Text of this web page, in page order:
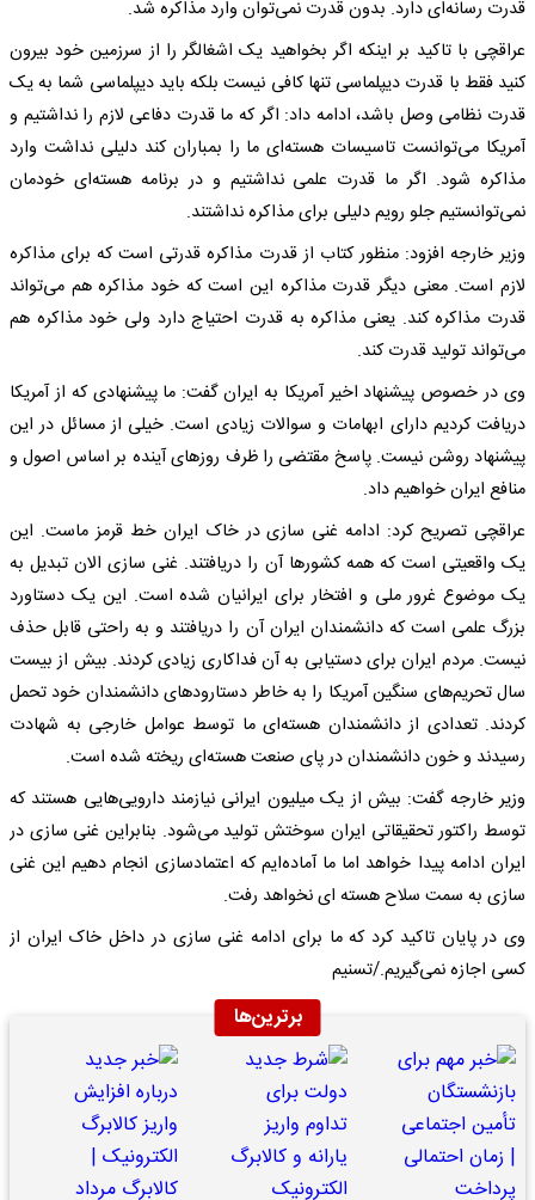
قدرت رسانه‌ای دارد. بدون قدرت نمی‌توان وارد مذاکره شد.
عراقچی با تاکید بر اینکه اگر بخواهید یک اشغالگر را از سرزمین خود بیرون
کنید فقط با قدرت دیپلماسی تنها کافی نیست بلکه باید دیپلماسی شما به یک
قدرت نظامی وصل باشد، ادامه داد: اگر که ما قدرت دفاعی لازم را نداشتیم و
آمریکا می‌توانست تاسیسات هسته‌ای ما را بمباران کند دلیلی نداشت وارد
مذاکره شود. اگر ما قدرت علمی نداشتیم و در برنامه هسته‌ای خودمان
نمی‌توانستیم جلو رویم دلیلی برای مذاکره نداشتند.
وزیر خارجه افزود: منظور کتاب از قدرت مذاکره قدرتی است که برای مذاکره
لازم است. معنی دیگر قدرت مذاکره این است که خود مذاکره هم می‌تواند
قدرت مذاکره کند. یعنی مذاکره به قدرت احتیاج دارد ولی خود مذاکره هم
می‌تواند تولید قدرت کند.
وی در خصوص پیشنهاد اخیر آمریکا به ایران گفت: ما پیشنهادی که از ‌آمریکا
دریافت کردیم دارای ابهامات و سوالات زیادی است. خیلی از مسائل در این
پیشنهاد روشن نیست. پاسخ مقتضی را ظرف روزهای آینده بر اساس اصول و
منافع ایران خواهیم داد.
عراقچی تصریح کرد: ادامه غنی سازی در خاک ایران خط قرمز ماست. این
یک واقعیتی است که همه کشورها آن را دریافتند. غنی سازی الان تبدیل به
یک موضوع غرور ملی و افتخار برای ایرانیان شده است. این یک دستاورد
بزرگ علمی است که دانشمندان ایران آن را دریافتند و به راحتی قابل حذف
نیست. مردم ایران برای دستیابی به آن فداکاری زیادی کردند. بیش از بیست
سال تحریم‌های سنگین آمریکا را به خاطر دستارودهای دانشمندان خود تحمل
کردند. تعدادی از دانشمندان هسته‌ای ما توسط عوامل خارجی به شهادت
رسیدند و خون دانشمندان در پای صنعت هسته‌ای ریخته شده است.
وزیر خارجه گفت: بیش از یک میلیون ایرانی نیازمند دارویی‌هایی هستند که
توسط راکتور تحقیقاتی ایران سوختش تولید می‌شود. بنابراین غنی سازی در
ایران ادامه پیدا خواهد اما ما آماده‌ایم که اعتمادسازی انجام دهیم این غنی
سازی به سمت سلاح هسته ای نخواهد رفت.
وی در پایان تاکید کرد که ما برای ادامه غنی سازی در داخل خاک ایران از
کسی اجازه نمی‌گیریم./تسنیم
برترین‌ها